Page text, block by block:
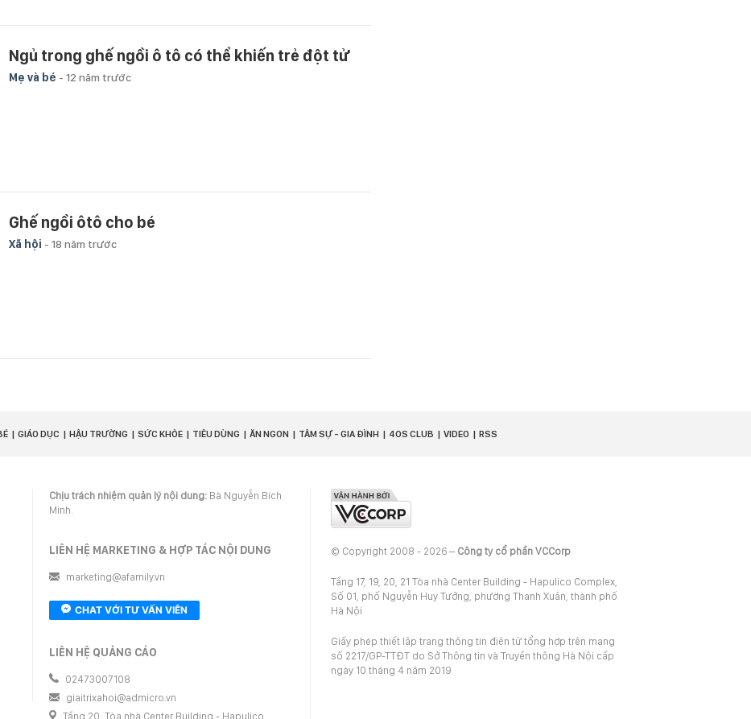
Ngủ trong ghế ngồi ô tô có thể khiến trẻ đột tử
Mẹ và bé - 12 năm trước
Ghế ngồi ôtô cho bé
Xã hội - 18 năm trước
GIÁO DỤC HẬU TRƯỜNG SỨC KHỎE TIÊU DÙNG ĂN NGON TÂM SỰ - GIA ĐÌNH 40S CLUB VIDEO RSS
Chịu trách nhiệm quản lý nội dung: Bà Nguyễn Bích
Minh.
LIÊN HỆ MARKETING & HỢP TÁC NỘI DUNG
marketing@afamily.vn
CHAT VỚI TƯ VẤN VIÊN
LIÊN HỆ QUẢNG CÁO
02473007108
giaitrixahoi@admicro.vn
Tầng 20, Tòa nhà Center Building - Hapulico
© Copyright 2008 - 2026 – Công ty cổ phần VCCorp
Tầng 17, 19, 20, 21 Tòa nhà Center Building - Hapulico Complex,
Số 01, phố Nguyễn Huy Tưởng, phường Thanh Xuân, thành phố
Hà Nội
Giấy phép thiết lập trang thông tin điện tử tổng hợp trên mạng
số 2217/GP-TTĐT do Sở Thông tin và Truyền thông Hà Nội cấp
ngày 10 tháng 4 năm 2019